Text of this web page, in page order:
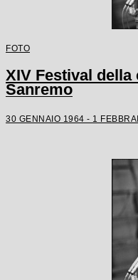
FOTO
XIV Festival della
Sanremo
30 GENNAIO 1964 - 1